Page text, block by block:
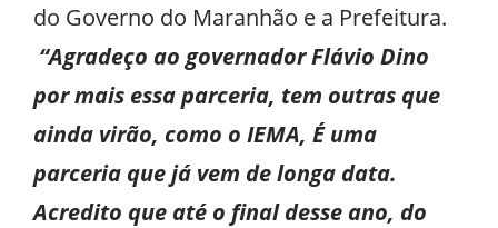
do Governo do Maranhão e a Prefeitura.
“Agradeço ao governador Flávio Dino
por mais essa parceria, tem outras que
ainda virão, como o IEMA, É uma
parceria que já vem de longa data.
Acredito que até o final desse ano, do